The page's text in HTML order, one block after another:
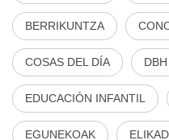
BERRIKUNTZA
COSAS DEL DÍA DBH
EDUCACIÓN INFANTIL
EGUNEKOAK